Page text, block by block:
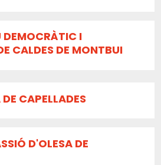
DEMOCRÀTIC I
CALDES DE MONTBUI
CAPELLADES
D'OLESA DE